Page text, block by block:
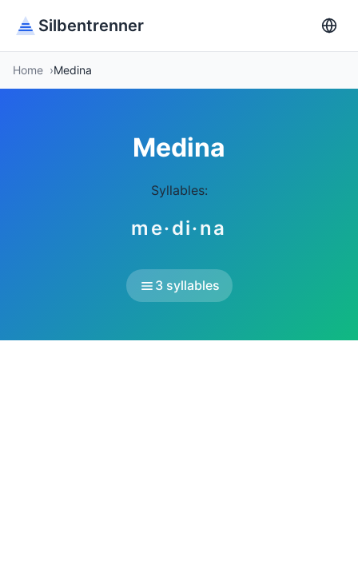
Silbentrenner
Home Medina
Medina
Syllables:
me·di·na
3 syllables